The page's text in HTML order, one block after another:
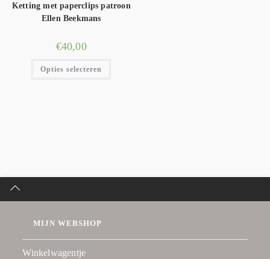
Ketting met paperclips patroon
Ellen Beekmans
€40,00
Opties selecteren
MIJN WEBSHOP
Winkelwagentje